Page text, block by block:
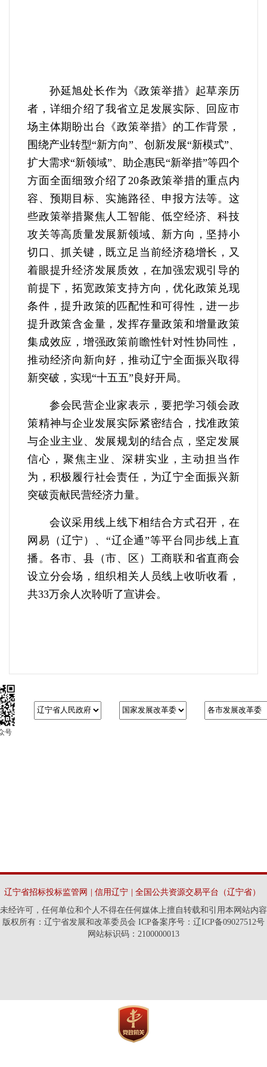
孙延旭处长作为《政策举措》起草亲历
者，详细介绍了我省立足发展实际、回应市
场主体期盼出台《政策举措》的工作背景，
围绕产业转型“新方向”、创新发展“新模式”、
扩大需求“新领域”、助企惠民“新举措”等四个
方面全面细致介绍了20条政策举措的重点内
容、预期目标、实施路径、申报方法等。这
些政策举措聚焦人工智能、低空经济、科技
攻关等高质量发展新领域、新方向，坚持小
切口、抓关键，既立足当前经济稳增长，又
着眼提升经济发展质效，在加强宏观引导的
前提下，拓宽政策支持方向，优化政策兑现
条件，提升政策的匹配性和可得性，进一步
提升政策含金量，发挥存量政策和增量政策
集成效应，增强政策前瞻性针对性协同性，
推动经济向新向好，推动辽宁全面振兴取得
新突破，实现“十五五”良好开局。
参会民营企业家表示，要把学习领会政
策精神与企业发展实际紧密结合，找准政策
与企业主业、发展规划的结合点，坚定发展
信心，聚焦主业、深耕实业，主动担当作
为，积极履行社会责任，为辽宁全面振兴新
突破贡献民营经济力量。
会议采用线上线下相结合方式召开，在
网易（辽宁）、“辽企通”等平台同步线上直
播。各市、县（市、区）工商联和省直商会
设立分会场，组织相关人员线上收听收看，
共33万余人次聆听了宣讲会。
号
辽宁省招标投标监管网 信用辽宁
全国公共资源交易平台（辽宁省）
未经许可，任何单位和个人不得在任何媒体上擅自转载和引用本网站内容
版权所有：辽宁省发展和改革委员会 ICP备案序号：辽ICP备09027512号
网站标识码：2100000013